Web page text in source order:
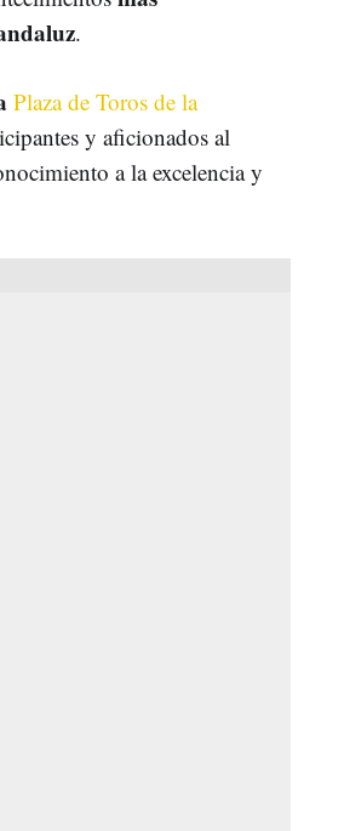
.
Plaza de Toros de la
y aficionados al
a la excelencia y